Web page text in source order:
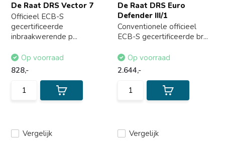
De Raat DRS Vector 7
Officieel ECB-S
gecertificeerde
inbraakwerende p...
Vergelijk
Op voorraad
828,-
De Raat DRS Euro
Defender III/1
Conventionele officieel
ECB-S gecertificeerde br...
Vergelijk
Op voorraad
2.644,-